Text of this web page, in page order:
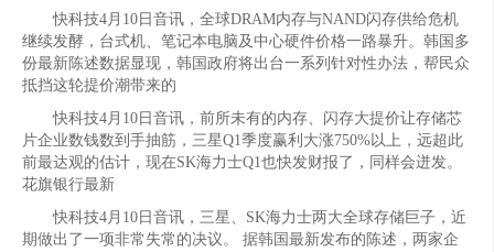
快科技4月10日音讯，全球DRAM内存与NAND闪存供给危机
继续发酵，台式机、笔记本电脑及中心硬件价格一路暴升。韩国多
份最新陈述数据显现，韩国政府将出台一系列针对性办法，帮民众
抵挡这轮提价潮带来的
快科技4月10日音讯，前所未有的内存、闪存大提价让存储芯
片企业数钱数到手抽筋，三星Q1季度赢利大涨750%以上，远超此
前最达观的估计，现在SK海力士Q1也快发财报了，同样会迸发。
花旗银行最新
快科技4月10日音讯，三星、SK海力士两大全球存储巨子，近
期做出了一项非常失常的决议。 据韩国最新发布的陈述，两家企